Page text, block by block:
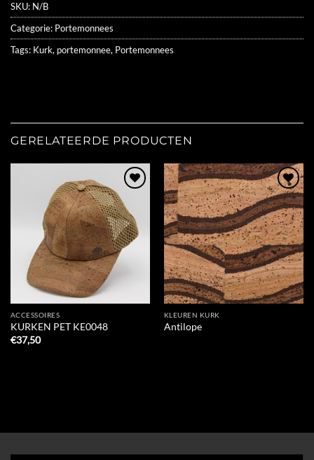
SKU: N/B
Categorie: Portemonnees
Tags: Kurk, portemonnee, Portemonnees
GERELATEERDE PRODUCTEN
Add to
Wishlist
ACCESSOIRES
KURKEN PET KE0048
€37,50
Add to
Wishlist
KLEUREN KURK
Antilope